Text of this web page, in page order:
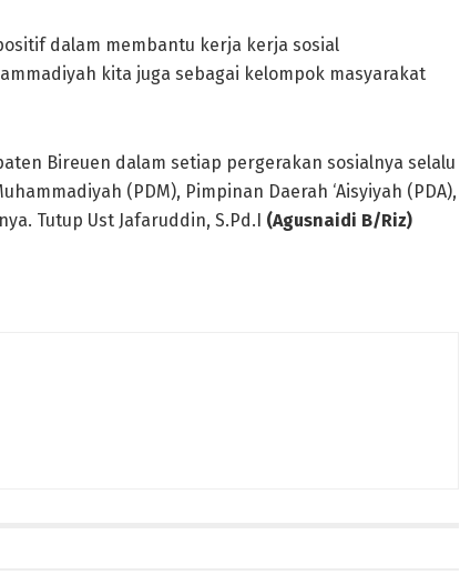
dalam membantu kerja kerja sosial
kita juga sebagai kelompok masyarakat
Bireuen dalam setiap pergerakan sosialnya selalu
(PDM), Pimpinan Daerah ‘Aisyiyah (PDA),
Tutup Ust Jafaruddin, S.Pd.I (Agusnaidi B/Riz)